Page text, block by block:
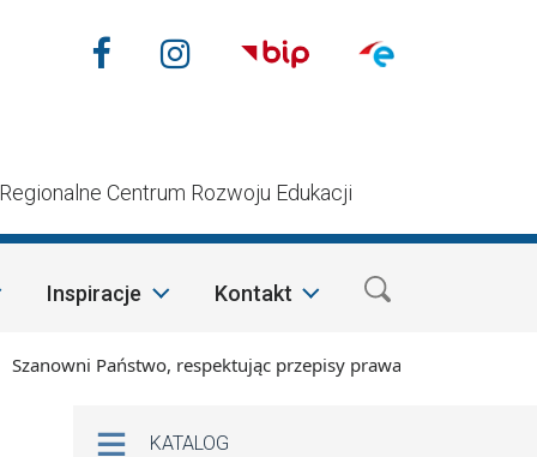
Nasze media
FacebookInstagram
Regionalne Centrum Rozwoju Edukacji
Inspiracje Kontakt
Państwo, respektując przepisy prawa i mając na
Na skróty
KATALOG